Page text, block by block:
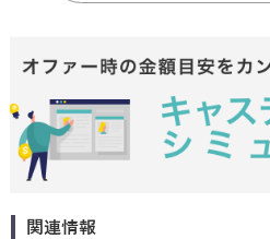
関連情報